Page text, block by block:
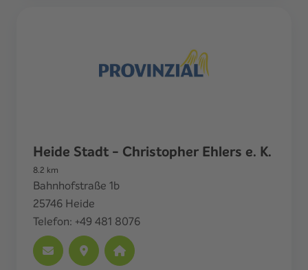
Heide Stadt - Christopher Ehlers e. K.
8.2 km
Bahnhofstraße 1b
25746 Heide
Telefon: +49 481 8076